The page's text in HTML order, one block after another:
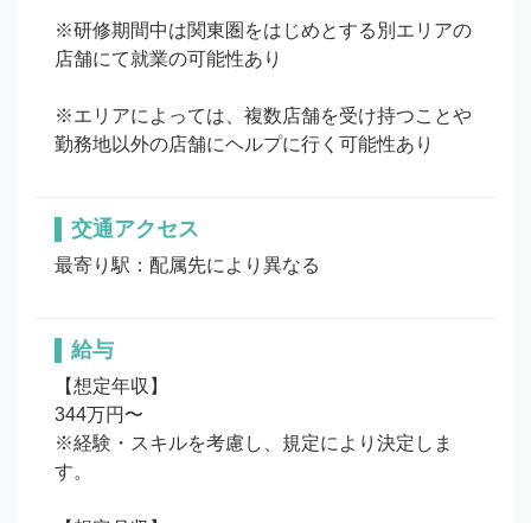
※研修期間中は関東圏をはじめとする別エリアの
店舗にて就業の可能性あり
※エリアによっては、複数店舗を受け持つことや
勤務地以外の店舗にヘルプに行く可能性あり
交通アクセス
最寄り駅：配属先により異なる
給与
【想定年収】
344万円〜
※経験・スキルを考慮し、規定により決定しま
す。